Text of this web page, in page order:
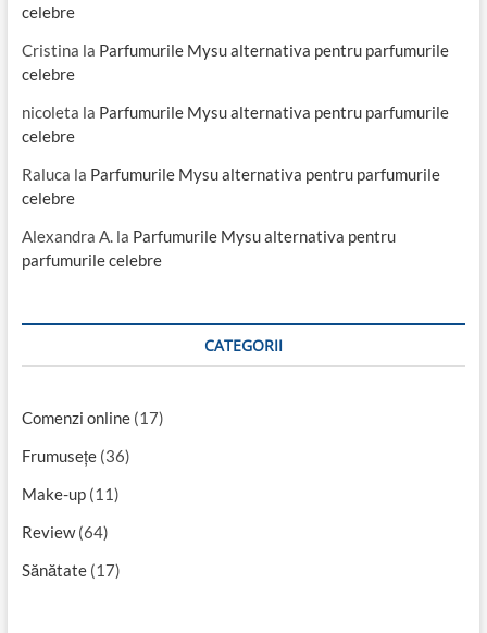
celebre
Cristina la Parfumurile Mysu alternativa pentru parfumurile
celebre
nicoleta la Parfumurile Mysu alternativa pentru parfumurile
celebre
Raluca la Parfumurile Mysu alternativa pentru parfumurile
celebre
Alexandra A.la Parfumurile Mysu alternativa pentru
parfumurile celebre
CATEGORII
Comenzi online(17)
Frumusețe(36)
Make-up(11)
Review(64)
Sănătate(17)